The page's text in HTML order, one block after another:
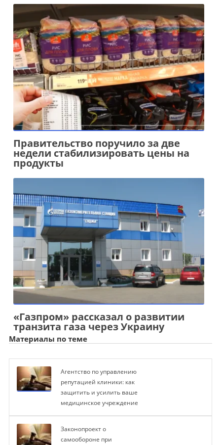
Правительство поручило за две
недели стабилизировать цены на
продукты
«Газпром» рассказал о развитии
транзита газа через Украину
Материалы по теме
Агентство по управлению
репутацией клиники: как
защитить и усилить ваше
медицинское учреждение
Законопроект о
самообороне при